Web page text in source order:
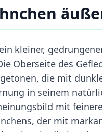
kleiner,
Oberseite des
die mit
in seinem
mit
der mit